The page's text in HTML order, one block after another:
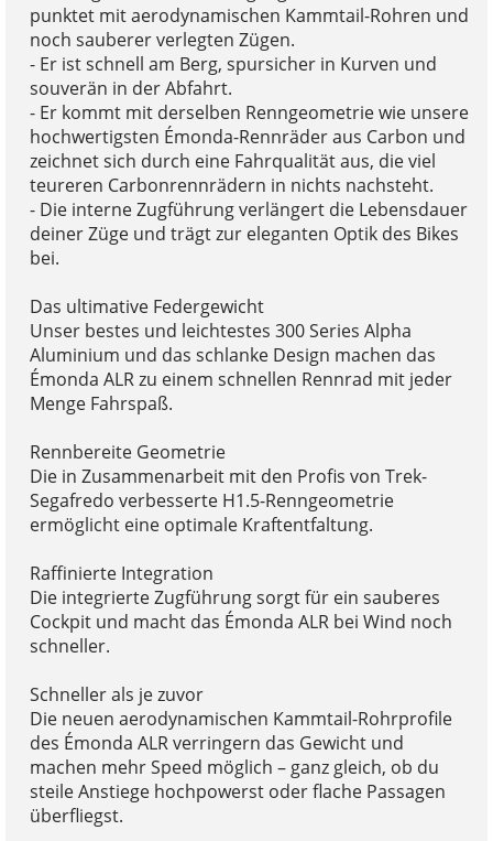
punktet mit aerodynamischen Kammtail-Rohren und
noch sauberer verlegten Zügen.
- Er ist schnell am Berg, spursicher in Kurven und
souverän in der Abfahrt.
- Er kommt mit derselben Renngeometrie wie unsere
hochwertigsten Émonda-Rennräder aus Carbon und
zeichnet sich durch eine Fahrqualität aus, die viel
teureren Carbonrennrädern in nichts nachsteht.
- Die interne Zugführung verlängert die Lebensdauer
deiner Züge und trägt zur eleganten Optik des Bikes
bei.
Das ultimative Federgewicht
Unser bestes und leichtestes 300 Series Alpha
Aluminium und das schlanke Design machen das
Émonda ALR zu einem schnellen Rennrad mit jeder
Menge Fahrspaß.
Rennbereite Geometrie
Die in Zusammenarbeit mit den Profis von Trek-
Segafredo verbesserte H1.5-Renngeometrie
ermöglicht eine optimale Kraftentfaltung.
Raffinierte Integration
Die integrierte Zugführung sorgt für ein sauberes
Cockpit und macht das Émonda ALR bei Wind noch
schneller.
Schneller als je zuvor
Die neuen aerodynamischen Kammtail-Rohrprofile
des Émonda ALR verringern das Gewicht und
machen mehr Speed möglich – ganz gleich, ob du
steile Anstiege hochpowerst oder flache Passagen
überfliegst.